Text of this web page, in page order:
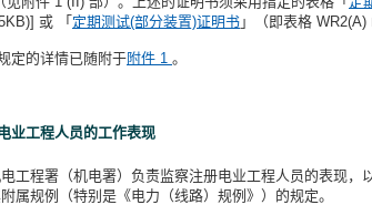
或 「 定期测试(部分装置)证明书 」（即表格 WR2(A)
定的详情已随附于附件 1 。
业工程人员的工作表现
工程署（机电署）负责监察注册电业工程人员的表现
属规例（特别是《电力（线路）规例》）的规定。